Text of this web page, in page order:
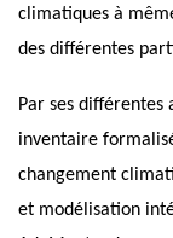
climatiques à
des différentes
Par ses
inventaire
changement
et modélisation